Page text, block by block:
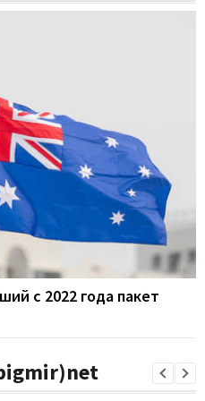
с 2022 года пакет